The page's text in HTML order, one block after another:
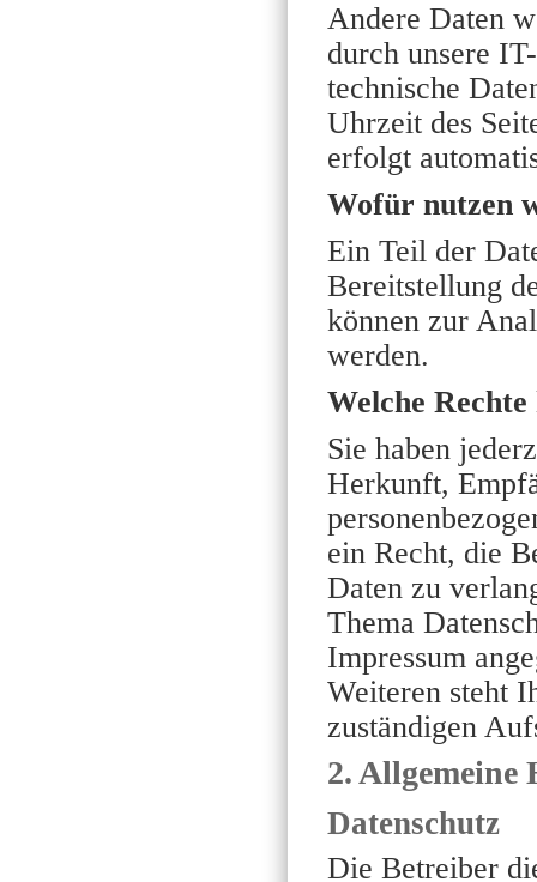
Andere Daten
durch unsere
technische
Uhrzeit des
erfolgt
Wofür nutzen
Ein Teil der
Bereitstellung
können zur
werden.
Welche
Sie haben
Herkunft,
ein Recht, die
Daten zu
Thema
Impressum
Weiteren steht
zuständigen
2.
Datenschutz
Die Betreiber